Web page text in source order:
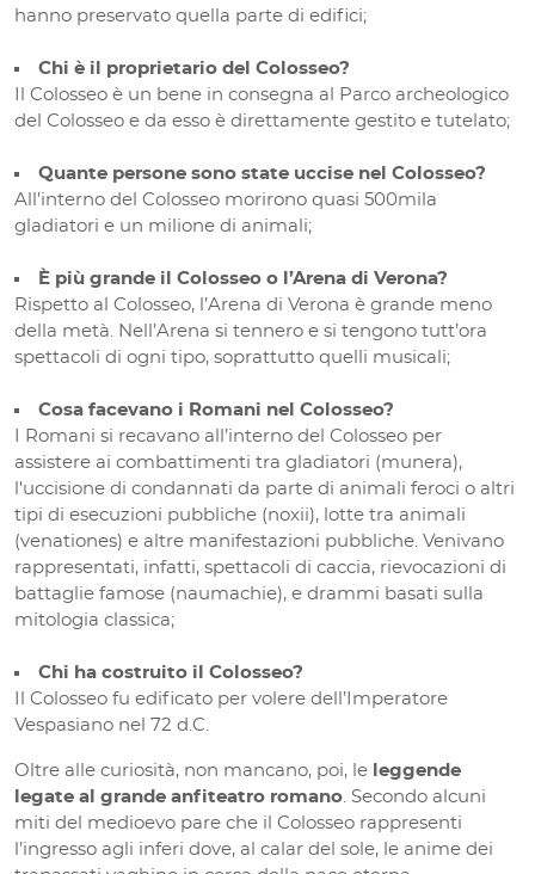
hanno preservato quella parte di edifici;
Chi è il proprietario del Colosseo?
Il Colosseo è un bene in consegna al Parco archeologico
del Colosseo e da esso è direttamente gestito e tutelato;
Quante persone sono state uccise nel Colosseo?
All’interno del Colosseo morirono quasi 500mila
gladiatori e un milione di animali;
È più grande il Colosseo o l’Arena di Verona?
Rispetto al Colosseo, l’Arena di Verona è grande meno
della metà. Nell’Arena si tennero e si tengono tutt’ora
spettacoli di ogni tipo, soprattutto quelli musicali;
Cosa facevano i Romani nel Colosseo?
I Romani si recavano all’interno del Colosseo per
assistere ai combattimenti tra gladiatori (munera),
l'uccisione di condannati da parte di animali feroci o altri
tipi di esecuzioni pubbliche (noxii), lotte tra animali
(venationes) e altre manifestazioni pubbliche. Venivano
rappresentati, infatti, spettacoli di caccia, rievocazioni di
battaglie famose (naumachie), e drammi basati sulla
mitologia classica;
Chi ha costruito il Colosseo?
Il Colosseo fu edificato per volere dell’Imperatore
Vespasiano nel 72 d.C.
Oltre alle curiosità, non mancano, poi, le leggende
legate al grande anfiteatro romano . Secondo alcuni
miti del medioevo pare che il Colosseo rappresenti
l’ingresso agli inferi dove, al calar del sole, le anime dei